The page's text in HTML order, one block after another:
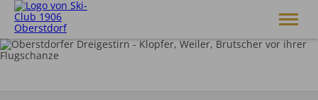
Skiclub 1906 Oberstdorf e.V.